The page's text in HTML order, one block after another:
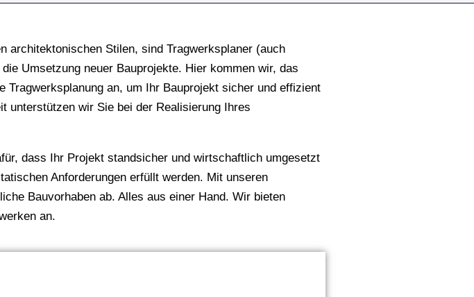
architektonischen Stilen, sind Tragwerksplaner (auch
Umsetzung neuer Bauprojekte. Hier kommen wir, das
Tragwerksplanung an, um Ihr Bauprojekt sicher und effizient
unterstützen wir Sie bei der Realisierung Ihres
dass Ihr Projekt standsicher und wirtschaftlich umgesetzt
Anforderungen erfüllt werden. Mit unseren
Bauvorhaben ab. Alles aus einer Hand. Wir bieten
an.